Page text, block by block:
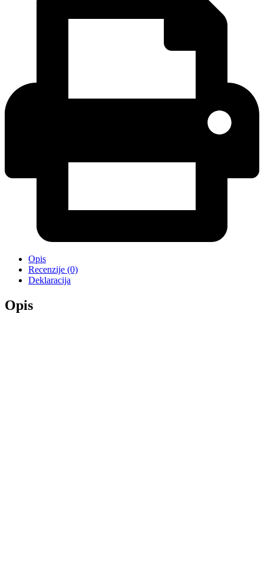
Opis
Recenzije (0)
Deklaracija
Opis